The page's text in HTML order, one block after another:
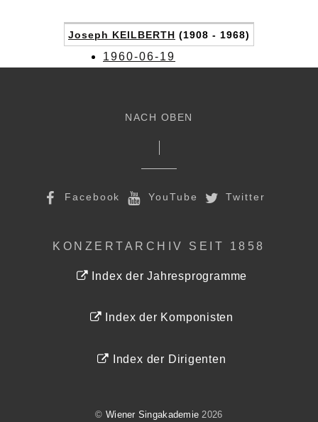
Joseph KEILBERTH (1908 - 1968)
1960-06-19
NACH OBEN
Facebook YouTube Twitter
KONZERTARCHIV SEIT 1858
Index der Jahresprogramme
Index der Komponisten
Index der Dirigenten
©Wiener Singakademie 2026